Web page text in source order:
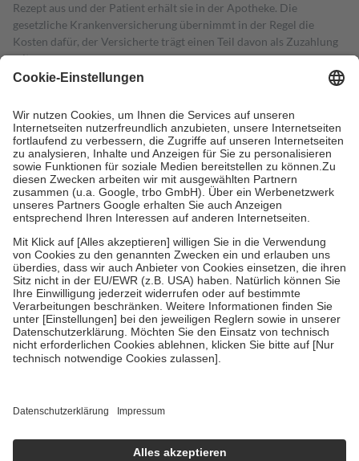
Rezept aus und der Patient erhält sie in der Apotheke. Die
gesetzliche Krankenversicherung übernimmt in der Regel die
Kosten dafür, der Versicherte trägt einen Teil davon als Zuzahlung
mit.
Grundsätzlich leisten Mitglieder Zuzahlungen in Höhe von zehn
höchstens zehn Euro.
Es sind jedoch nie mehr als die tatsächlichen
Kosten der Leistung zu entrichten.
Diese Regeln gelten grundsätzlich auch für Online-Apotheken.
Bei Heilmitteln und häuslicher Krankenpflege beträgt die
Zuzahlung zehn Prozent der Kosten sowie zehn Euro je
Verordnung.
Um das Engagement der Versicherten für ihre eigene Gesundheit zu
stärken und die besondere Stellung der Familie zu unterstützen,
fallenkeine Zuzahlungenan bei:
• Kindern und Jugendlichen bis zum vollendeten 18. Lebensjahr
mit Ausnahme der Fahrkosten
• Untersuchungen zur Vorsorge und Früherkennung, die von der
GKV getragen werden
• empfohlenen Schutzimpfungen
• Harn- und Blutteststreifen
getroffen, um sicherzustellen, dass es sich um echte Bewertungen
https://help.etrusted.com/hc/de/articles/4419944605341